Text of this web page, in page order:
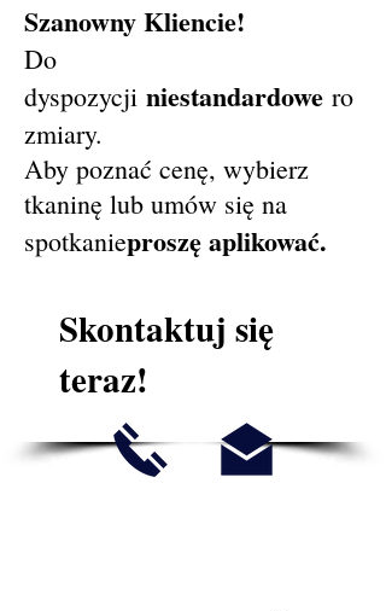
Szanowny Kliencie!
Do
dyspozycji niestandardowe ro
zmiary.
Aby poznać cenę, wybierz
tkaninę lub umów się na
spotkanieproszę aplikować.
Skontaktuj się
teraz!